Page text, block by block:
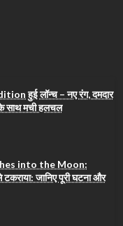
हुई लॉन्च – नए रंग, दमदार
साथ मची हलचल
into the Moon:
जानिए पूरी घटना और